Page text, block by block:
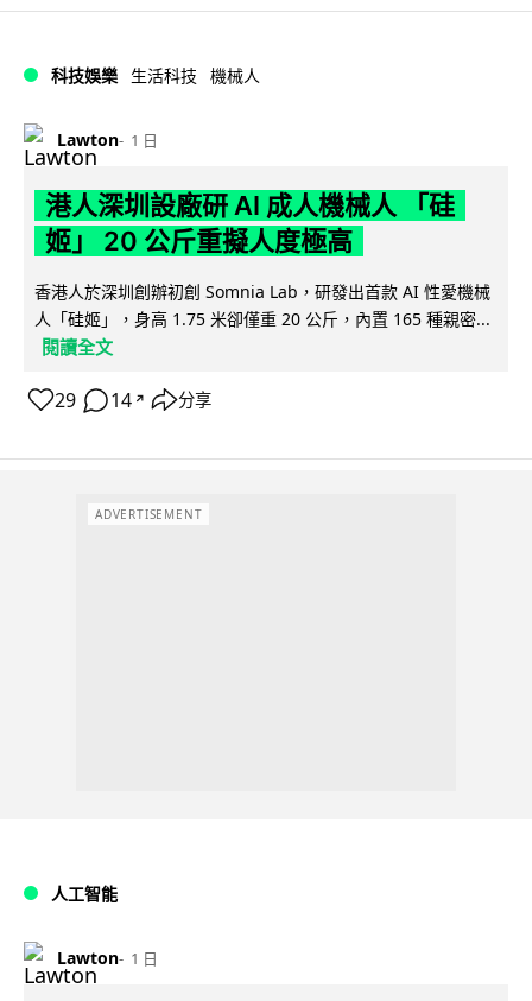
科技娛樂 生活科技 機械人
Lawton 1 日
港人深圳設廠研 AI 成人機械人 「硅
姬」 20 公斤重擬人度極高
香港人於深圳創辦初創 Somnia Lab，研發出首款 AI 性愛機械
人「硅姬」，身高 1.75 米卻僅重 20 公斤，內置 165 種親密...
閱讀全文
29 14 ↗ 分享
ADVERTISEMENT
人工智能
Lawton 1 日